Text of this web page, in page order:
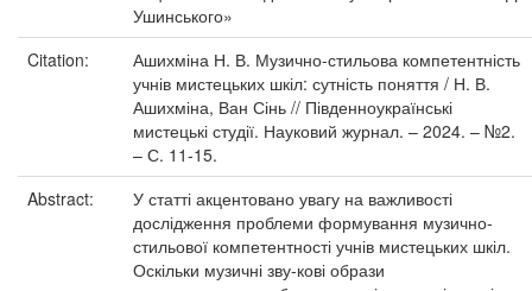
Ушинського»
Citation:
Ашихміна Н. В. Музично-стильова компетентність
учнів мистецьких шкіл: сутність поняття / Н. В.
Ашихміна, Ван Сінь // Південноукраїнські
мистецькі студії. Науковий журнал. – 2024. – №2.
– С. 11-15.
Abstract:
У статті акцентовано увагу на важливості
дослідження проблеми формування музично-
стильової компетентності учнів мистецьких шкіл.
Оскільки музичні зву-кові образи